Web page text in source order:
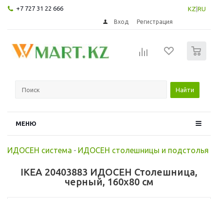
+7 727 31 22 666 KZ RU
Вход Регистрация
Найти
МЕНЮ
ИДОСЕН система - ИДОСЕН столешницы и подстолья
IKEA 20403883 ИДОСЕН Столешница,
черный, 160x80 см